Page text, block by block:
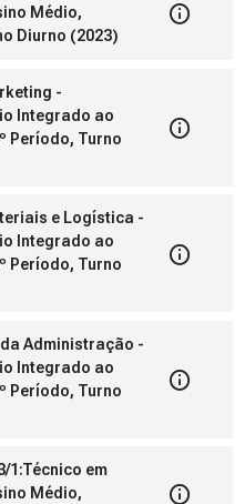
Médio,
Diurno (2023)
-
Integrado ao
Período, Turno
e Logística -
Integrado ao
Período, Turno
Administração -
Integrado ao
Período, Turno
1:Técnico em
Médio,